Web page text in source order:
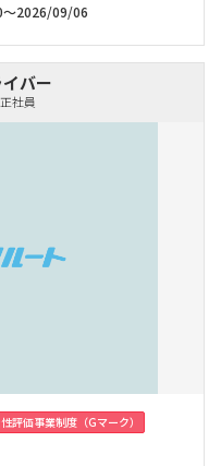
2026/09/06
バー
社員
評価事業制度（Gマーク）